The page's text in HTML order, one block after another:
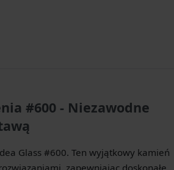
#600 - Niezawodne
Glass #600. Ten wyjątkowy kamień